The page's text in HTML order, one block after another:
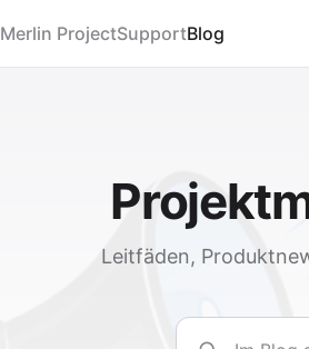
Merlin ProjectSupportBlog
Leitfäden,